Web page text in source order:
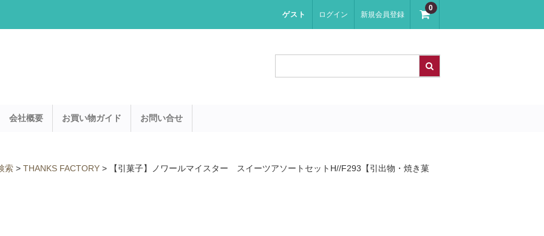
ゲスト ログイン 新規会員登録
0
会社概要 お買い物ガイド お問い合せ
索 > THANKS FACTORY > 【引菓子】ノワールマイスター スイーツアソートセットH//F293【引出物・焼き菓